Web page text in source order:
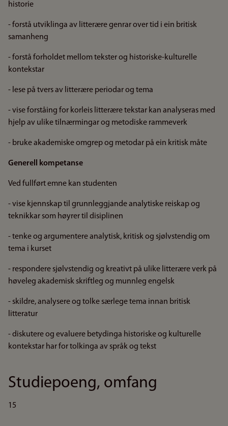
historie
- forstå utviklinga av litterære genrar over tid i ein britisk
samanheng
- forstå forholdet mellom tekster og historiske-kulturelle
kontekstar
- lese på tvers av litterære periodar og tema
- vise forståing for korleis litterære tekstar kan analyseras med
hjelp av ulike tilnærmingar og metodiske rammeverk
- bruke akademiske omgrep og metodar på ein kritisk måte
Generell kompetanse
Ved fullført emne kan studenten
- vise kjennskap til grunnleggjande analytiske reiskap og
teknikkar som høyrer til disiplinen
- tenke og argumentere analytisk, kritisk og sjølvstendig om
tema i kurset
- respondere sjølvstendig og kreativt på ulike litterære verk på
høveleg akademisk skriftleg og munnleg engelsk
- skildre, analysere og tolke særlege tema innan britisk
litteratur
- diskutere og evaluere betydinga historiske og kulturelle
kontekstar har for tolkinga av språk og tekst
Studiepoeng, omfang
15